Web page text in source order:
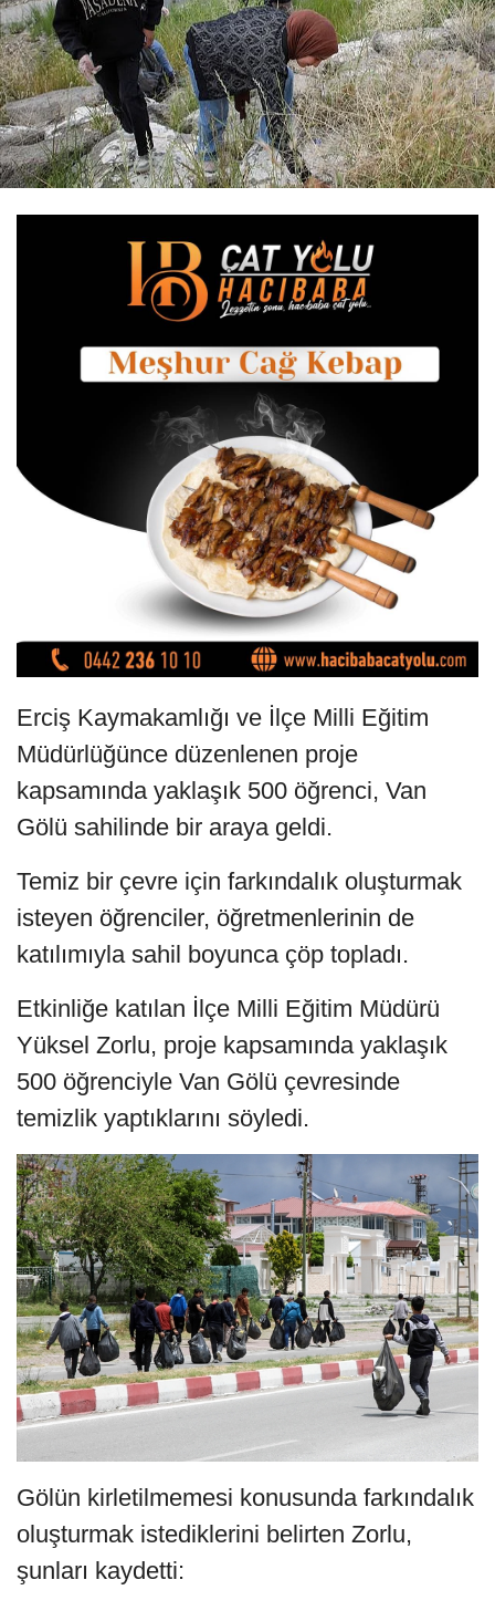
Erciş Kaymakamlığı ve İlçe Milli Eğitim
Müdürlüğünce düzenlenen proje
kapsamında yaklaşık 500 öğrenci, Van
Gölü sahilinde bir araya geldi.
Temiz bir çevre için farkındalık oluşturmak
isteyen öğrenciler, öğretmenlerinin de
katılımıyla sahil boyunca çöp topladı.
Etkinliğe katılan İlçe Milli Eğitim Müdürü
Yüksel Zorlu, proje kapsamında yaklaşık
500 öğrenciyle Van Gölü çevresinde
temizlik yaptıklarını söyledi.
Gölün kirletilmemesi konusunda farkındalık
oluşturmak istediklerini belirten Zorlu,
şunları kaydetti: